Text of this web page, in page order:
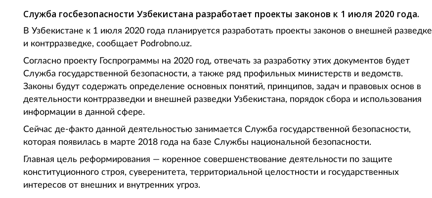
Служба госбезопасности Узбекистана разработает проекты законов к 1 июля 2020 года.
В Узбекистане к 1 июля 2020 года планируется разработать проекты законов о внешней разведке
и контрразведке, сообщает Podrobno.uz.
Согласно проекту Госпрограммы на 2020 год, отвечать за разработку этих документов будет
Служба государственной безопасности, а также ряд профильных министерств и ведомств.
Законы будут содержать определение основных понятий, принципов, задач и правовых основ в
деятельности контрразведки и внешней разведки Узбекистана, порядок сбора и использования
информации в данной сфере.
Сейчас де-факто данной деятельностью занимается Служба государственной безопасности,
которая появилась в марте 2018 года на базе Службы национальной безопасности.
Главная цель реформирования — коренное совершенствование деятельности по защите
конституционного строя, суверенитета, территориальной целостности и государственных
интересов от внешних и внутренних угроз.